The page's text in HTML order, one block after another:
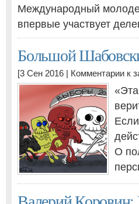
Международный
впервые участвует
Большой
[3 Сен 2016 | Комментарии к
О